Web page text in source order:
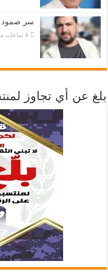
سر صمود
بلغ عن أي تجاوز